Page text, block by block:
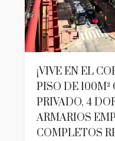
¡VIVE EN EL
PISO DE 100M²
PRIVADO, 4
ARMARIOS
COMPLETOS